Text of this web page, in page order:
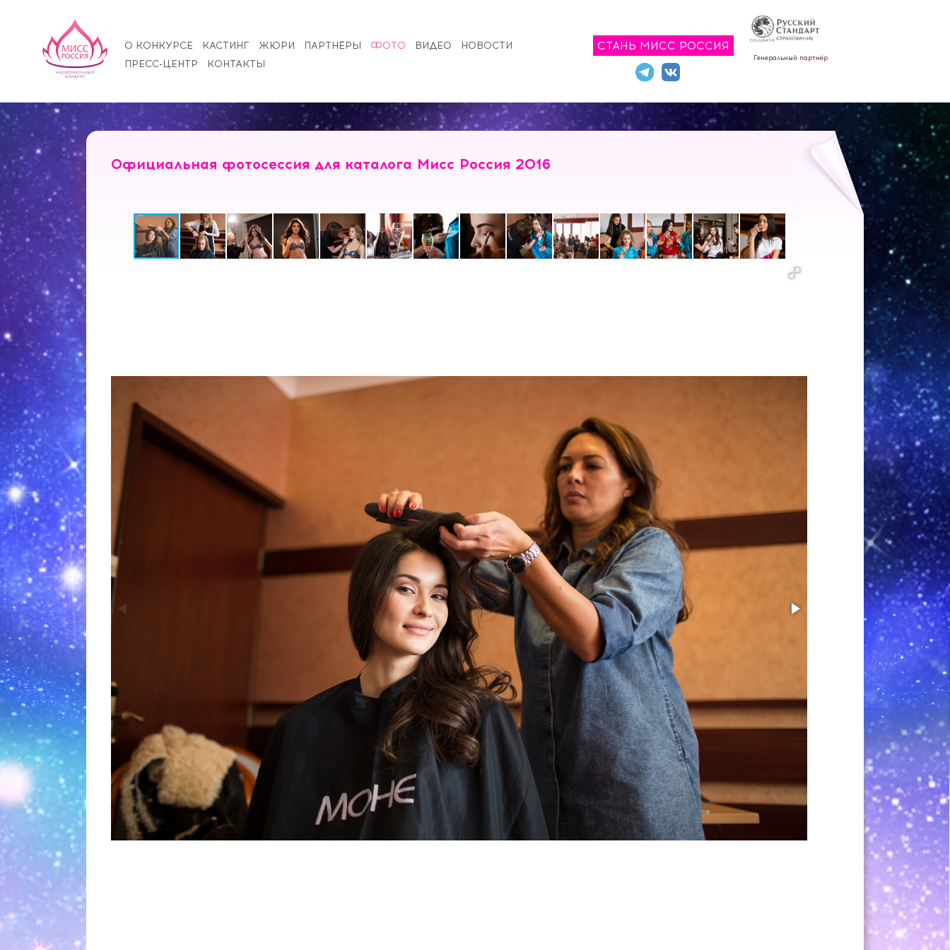
О КОНКУРСЕ КАСТИНГ ЖЮРИ ПАРТНЁРЫ ФОТО ВИДЕО
НОВОСТИ
ПРЕСС-ЦЕНТР
КОНТАКТЫ
СТАНЬ МИСС РОССИЯ
Генеральный партнёр
Официальная фотосессия для каталога Мисс Россия 2016